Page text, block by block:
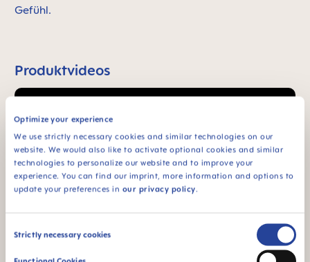
Optimize your experience
We use strictly necessary cookies and similar technologies on our
website. We would also like to activate optional cookies and similar
technologies to personalize our website and to improve your
experience. You can find our imprint, more information and options to
update your preferences in our privacy policy.
Consent
Strictly necessary cookies
Gefühl.
Produktvideos